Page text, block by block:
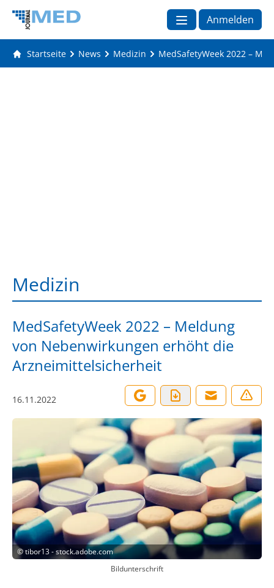
Anmelden
Startseite News Medizin MedSafetyWeek 2022 –
Medizin
MedSafetyWeek 2022 – Meldung
von Nebenwirkungen erhöht die
Arzneimittelsicherheit
16.11.2022
©tibor13 - stock.adobe.com
Bildunterschrift